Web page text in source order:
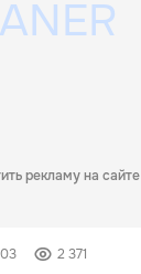
рекламу на сайте
2 371